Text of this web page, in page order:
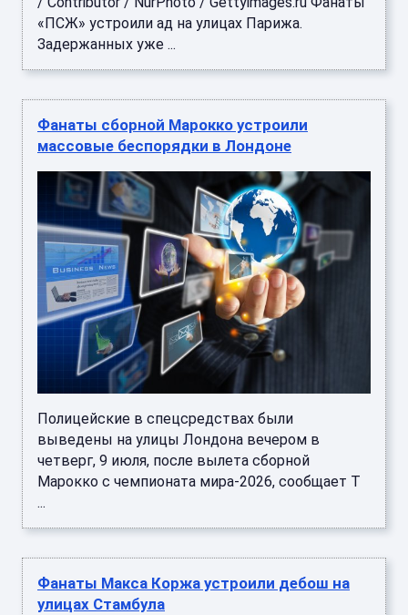
«ПСЖ» устроили ад на улицах Парижа.
Задержанных уже ...
Фанаты сборной Марокко устроили
массовые беспорядки в Лондоне
Полицейские в спецсредствах были
выведены на улицы Лондона вечером в
четверг, 9 июля, после вылета сборной
Марокко с чемпионата мира-2026, сообщает T
...
Фанаты Макса Коржа устроили дебош на
улицах Стамбула